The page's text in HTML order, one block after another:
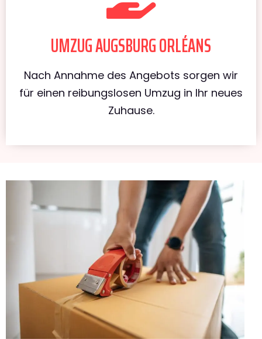
UMZUG AUGSBURG ORLÉANS
Nach Annahme des Angebots sorgen wir
für einen reibungslosen Umzug in Ihr neues
Zuhause.